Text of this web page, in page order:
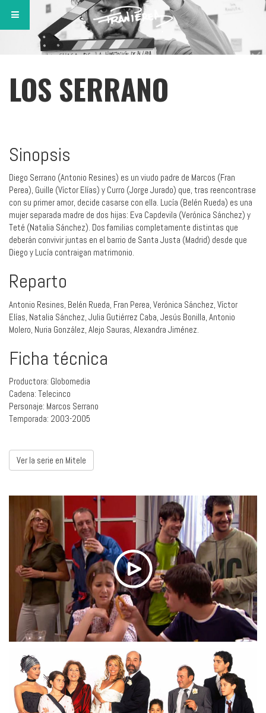
LOS SERRANO
Sinopsis
Diego Serrano (Antonio Resines) es un viudo padre de Marcos (Fran
Perea), Guille (Víctor Elías) y Curro (Jorge Jurado) que, tras reencontrase
con su primer amor, decide casarse con ella. Lucía (Belén Rueda) es una
mujer separada madre de dos hijas: Eva Capdevila (Verónica Sánchez) y
Teté (Natalia Sánchez). Dos familias completamente distintas que
deberán convivir juntas en el barrio de Santa Justa (Madrid) desde que
Diego y Lucía contraigan matrimonio.
Reparto
Antonio Resines, Belén Rueda, Fran Perea, Verónica Sánchez, Víctor
Elías, Natalia Sánchez, Julia Gutiérrez Caba, Jesús Bonilla, Antonio
Molero, Nuria González, Alejo Sauras, Alexandra Jiménez.
Ficha técnica
Productora: Globomedia
Cadena: Telecinco
Personaje: Marcos Serrano
Temporada: 2003-2005
Ver la serie en Mitele